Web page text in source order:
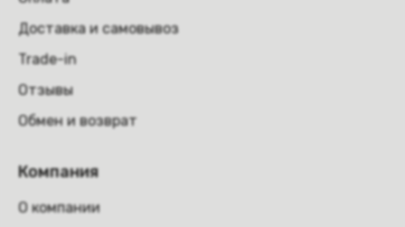
Доставка и самовывоз
Trade-in
Отзывы
Обмен и возврат
Компания
О компании